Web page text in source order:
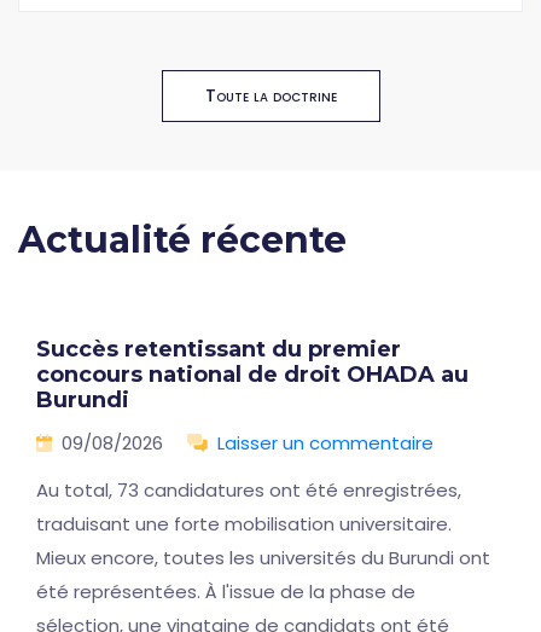
Toute la doctrine
Actualité récente
Succès retentissant du premier
concours national de droit OHADA au
Burundi
09/08/2026
Laisser un commentaire
Au total, 73 candidatures ont été enregistrées,
traduisant une forte mobilisation universitaire.
Mieux encore, toutes les universités du Burundi ont
été représentées. À l'issue de la phase de
sélection, une vingtaine de candidats ont été